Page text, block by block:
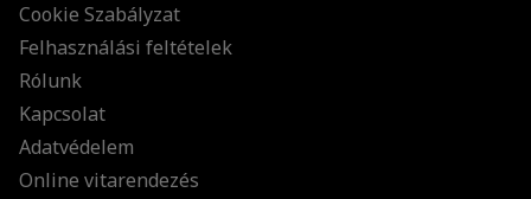
Cookie Szabályzat
Felhasználási feltételek
Rólunk
Kapcsolat
Adatvédelem
Online vitarendezés